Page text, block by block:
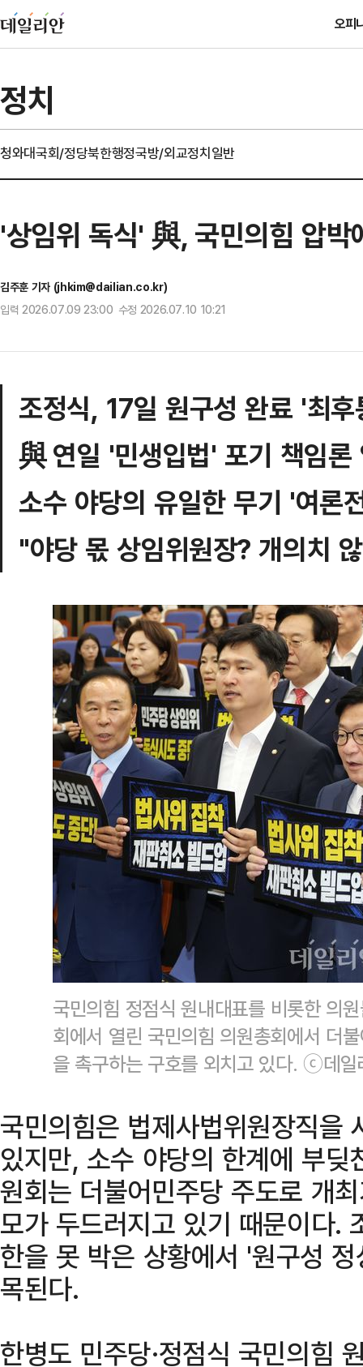
오피
정치
청와대국회/정당북한행정국방/외교정치일반
'상임위 독식' 與, 국민의힘 압
김주훈 기자 (jhkim@dailian.co.kr)
입력 2026.07.09 23:00 수정 2026.07.10 10:21
조정식, 17일 원구성 완료 '최
與 연일 '민생입법' 포기 책임론
소수 야당의 유일한 무기 '여론
"야당 몫 상임위원장? 개의치
국민의힘 정점식 원내대표를 비롯한 의
회에서 열린 국민의힘 의원총회에서 더
을 촉구하는 구호를 외치고 있다. ⓒ데일
국민의힘은 법제사법위원장직을
있지만, 소수 야당의 한계에 부
원회는 더불어민주당 주도로 개
모가 두드러지고 있기 때문이다.
한을 못 박은 상황에서 '원구성
목된다.
한병도 민주당·정점식 국민의힘